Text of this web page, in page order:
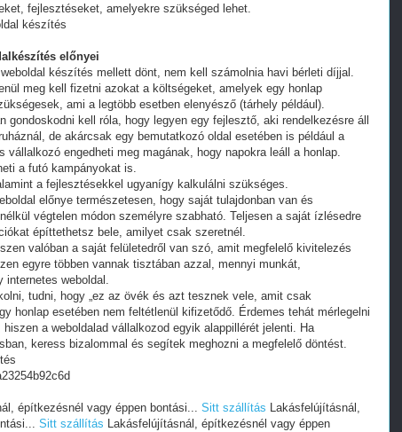
fejlesztéseket, amelyekre szükséged lehet.
készítés
előnyei
készítés mellett dönt, nem kell számolnia havi bérleti díjjal.
meg kell fizetni azokat a költségeket, amelyek egy honlap
ami a legtöbb esetben elenyésző (tárhely például).
gondoskodni kell róla, hogy legyen egy fejlesztő, aki rendelkezésre áll
de akárcsak egy bemutatkozó oldal esetében is például a
vállalkozó engedheti meg magának, hogy napokra leáll a honlap.
a futó kampányokat is.
a fejlesztésekkel ugyanígy kalkulálni szükséges.
előnye természetesen, hogy saját tulajdonban van és
végtelen módon személyre szabható. Teljesen a saját ízlésedre
építtethetsz bele, amilyet csak szeretnél.
valóban a saját felületedről van szó, amit megfelelő kivitelezés
egyre többen vannak tisztában azzal, mennyi munkát,
internetes weboldal.
tudni, hogy „ez az övék és azt tesznek vele, amit csak
honlap esetében nem feltétlenül kifizetődő. Érdemes tehát mérlegelni
a weboldalad vállalkozod egyik alappillérét jelenti. Ha
keress bizalommal és segítek meghozni a megfelelő döntést.
építkezésnél vagy éppen bontási... Sitt szállítás Lakásfelújításnál,
Sitt szállítás Lakásfelújításnál, építkezésnél vagy éppen